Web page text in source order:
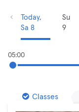
Today,
Sa 8
Su
9
05:00
Classes